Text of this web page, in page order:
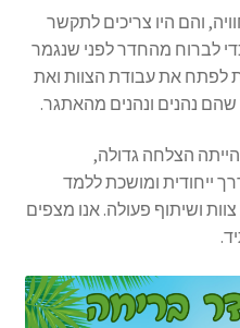
הילדוהם היו צריכים לתקשר
לברוח מהחדר לפני שנגמר
לפתח את עבודת הצוות ואת
שהם נהנים ונהנים מהאתגר.
הצלחה גדולה,
ייחודית ומושכת ללמד
ושיתוף פעולה. אנו מצפים